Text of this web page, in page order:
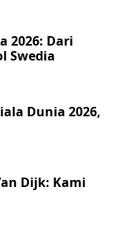
2026: Dari
Swedia
Dunia 2026,
Dijk: Kami